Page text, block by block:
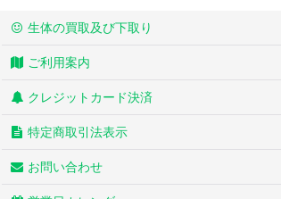
生体の買取及び下取り
ご利用案内
クレジットカード決済
特定商取引法表示
お問い合わせ